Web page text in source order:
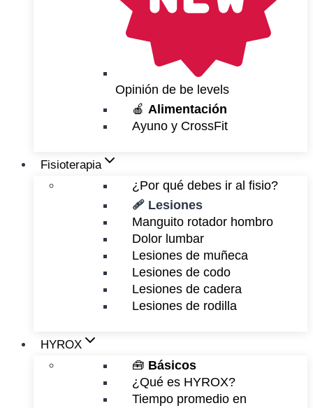
Opinión de be levels
🍎 Alimentación
Ayuno y CrossFit
Fisioterapia
¿Por qué debes ir al fisio?
🩹 Lesiones
Manguito rotador hombro
Dolor lumbar
Lesiones de muñeca
Lesiones de codo
Lesiones de cadera
Lesiones de rodilla
HYROX
🧰 Básicos
¿Qué es HYROX?
Tiempo promedio en